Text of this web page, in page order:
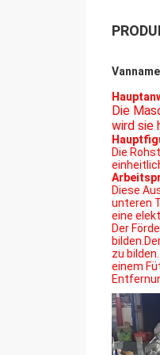
Die
wird sie
Die
Diese
unteren
eine
Der
zu
einem